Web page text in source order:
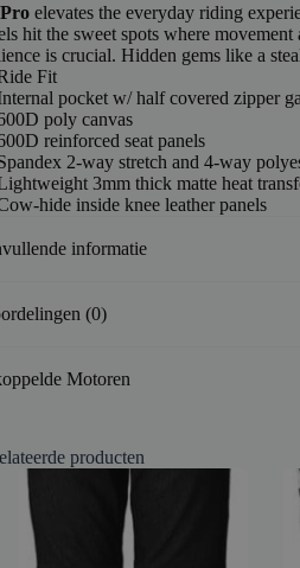
elevates the everyday riding
hit the sweet spots where
is crucial. Hidden gems like a
Fit
pocket w/ half covered zipper
poly canvas
reinforced seat panels
2-way stretch and 4-way
3mm thick matte heat
hide inside knee leather panels
informatie
(0)
Motoren
producten